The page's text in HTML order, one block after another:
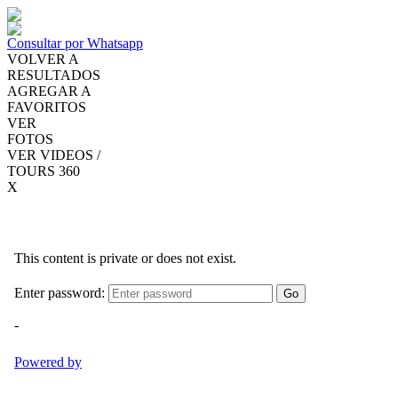
Consultar por Whatsapp
VOLVER A
RESULTADOS
AGREGAR A
FAVORITOS
VER
FOTOS
VER VIDEOS /
TOURS 360
X